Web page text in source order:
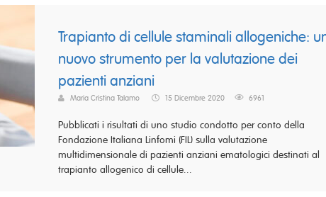
Trapianto di cellule staminali allogeniche:
nuovo strumento per la valutazione dei
pazienti anziani
Maria Cristina Talamo 15 Dicembre 2020 6961
Pubblicati i risultati di uno studio condotto per conto della
Fondazione Italiana Linfomi (FIL) sulla valutazione
multidimensionale di pazienti anziani ematologici destinati al
trapianto allogenico di cellule...